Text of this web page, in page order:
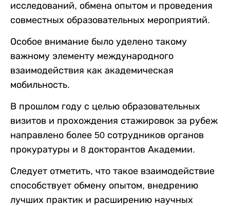
исследований, обмена опытом и проведения
совместных образовательных мероприятий.
Особое внимание было уделено такому
важному элементу международного
взаимодействия как академическая
мобильность.
В прошлом году с целью образовательных
визитов и прохождения стажировок за рубеж
направлено более 50 сотрудников органов
прокуратуры и 8 докторантов Академии.
Следует отметить, что такое взаимодействие
способствует обмену опытом, внедрению
лучших практик и расширению научных